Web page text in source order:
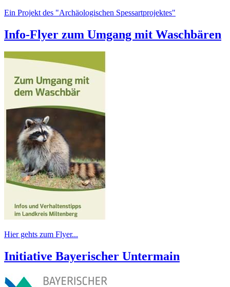
Ein Projekt des "Archäologischen Spessartprojektes"
Info-Flyer zum Umgang mit Waschbären
Hier gehts zum Flyer...
Initiative Bayerischer Untermain